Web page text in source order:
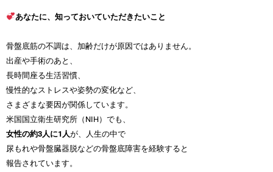
あなたに、知っておいていただきたいこと
骨盤底筋の不調は、加齢だけが原因ではありません。
出産や手術のあと、
長時間座る生活習慣、
慢性的なストレスや姿勢の変化など、
さまざまな要因が関係しています。
米国国立衛生研究所（NIH）でも、
女性の約3 人に1 人が、人生の中で
尿もれや骨盤臓器脱などの骨盤底障害を経験すると
報告されています。